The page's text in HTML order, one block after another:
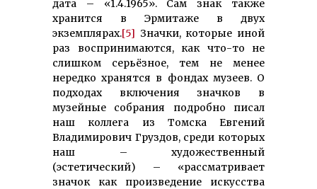
дата – «1.4.1965». Сам знак также
хранится в Эрмитаже в двух
экземплярах.[5] Значки, которые иной
раз воспринимаются, как что-то не
слишком серьёзное, тем не менее
нередко хранятся в фондах музеев. О
подходах включения значков в
музейные собрания подробно писал
наш коллега из Томска Евгений
Владимирович Груздов, среди которых
наш – художественный
(эстетический) – «рассматривает
значок как произведение искусства